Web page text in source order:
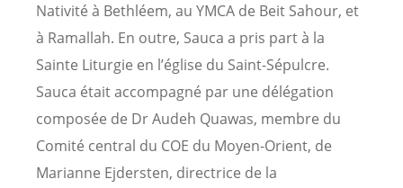
Nativité à Bethléem, au YMCA de Beit Sahour, et
à Ramallah. En outre, Sauca a pris part à la
Sainte Liturgie en l’église du Saint-Sépulcre.
Sauca était accompagné par une délégation
composée de Dr Audeh Quawas, membre du
Comité central du COE du Moyen-Orient, de
Marianne Ejdersten, directrice de la